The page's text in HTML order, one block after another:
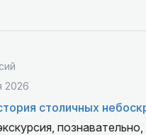
2026
столичных